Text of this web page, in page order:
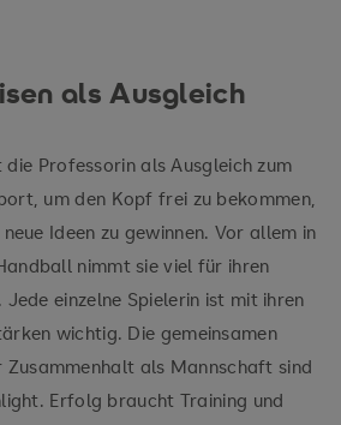
als Ausgleich
Professorin als Ausgleich zum
um den Kopf frei zu bekommen,
Ideen zu gewinnen. Vor allem in
nimmt sie viel für ihren
einzelne Spielerin ist mit ihren
wichtig. Die gemeinsamen
als Mannschaft sind
Erfolg braucht Training und